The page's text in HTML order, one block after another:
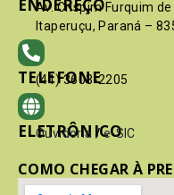
ENDEREÇO
Av. Crispim Furquim
Itaperuçu, Paraná –
TELEFONE
(41) 3603-2205
ELETRÔNICO
Ouvidoria / e-SIC
COMO CHEGAR À